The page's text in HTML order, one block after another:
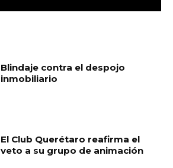
Blindaje contra el despojo
inmobiliario
El Club Querétaro reafirma el
veto a su grupo de animación